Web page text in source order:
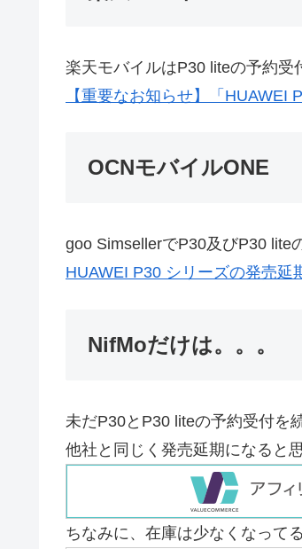
楽天モバイルはP30 liteの予約受
【重要なお知らせ】「HUAWEI
OCNモバイルONE
goo SimsellerでP30及びP30 lite
HUAWEI P30 シリーズの発売延
NifMoだけは。。。
未だP30とP30 liteの予約受付を
他社と同じく発売延期になると
ちなみに、在庫は少なくなってる